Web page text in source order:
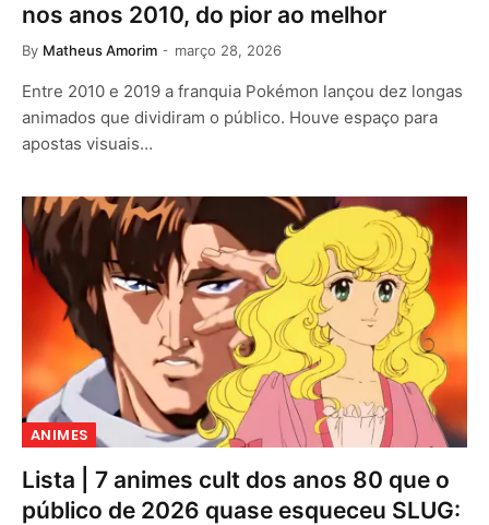
nos anos 2010, do pior ao melhor
By Matheus Amorim março 28, 2026
Entre 2010 e 2019 a franquia Pokémon lançou dez longas
animados que dividiram o público. Houve espaço para
apostas visuais…
ANIMES
Lista | 7 animes cult dos anos 80 que o
público de 2026 quase esqueceu SLUG: